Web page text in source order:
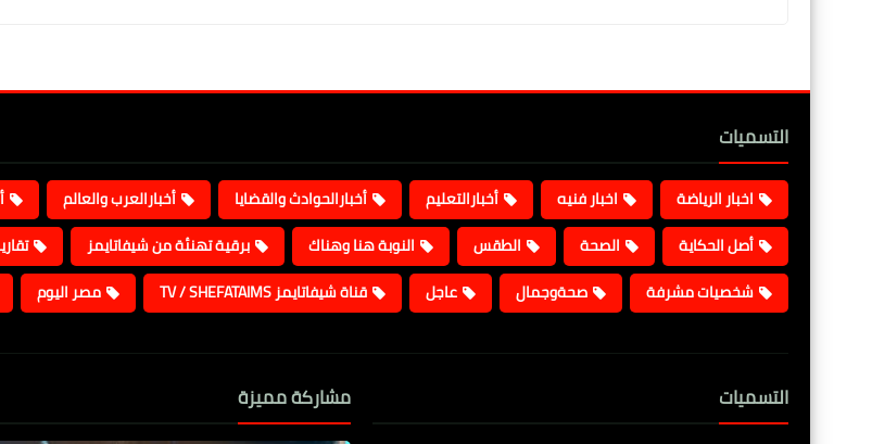
التسميات
اخبار الرياضة اخبار فنيه أخبارالتعليم أخبارالحوادث والقضايا أخبارالعرب والعالم
أصل الحكاية
الصحة الطقس النوبة هنا وهناك برقية تهنئة من شيفاتايمز
شخصيات مشرفة
صحةوجمال عاجل قناة شيفاتايمز TV / SHEFATAIMS مصر اليوم
التسميات مشاركة مميزة